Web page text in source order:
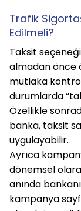
Trafik
Edilmeli?
Taksit
almadan önce
mutlaka
durumlarda
Özellikle
banka, taksit
uygulayabilir.
Ayrıca
dönemsel
anında
kampanya